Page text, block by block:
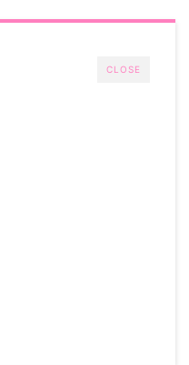
CLOSE